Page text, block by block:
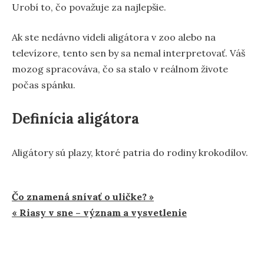
Urobí to, čo považuje za najlepšie.
Ak ste nedávno videli aligátora v zoo alebo na
televízore, tento sen by sa nemal interpretovať. Váš
mozog spracováva, čo sa stalo v reálnom živote
počas spánku.
Definícia aligátora
Aligátory sú plazy, ktoré patria do rodiny krokodílov.
Navigácia
v
Čo znamená snívať o uličke? »
« Riasy v sne – význam a vysvetlenie